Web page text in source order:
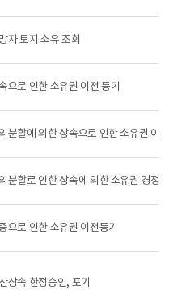
자 토지 소유 조회
으로 인한 소유권 이전 등기
분할에 의한 상속으로 인한 소유권 이
분할로 인한 상속에 의한 소유권 경정
으로 인한 소유권 이전등기
상속 한정승인, 포기